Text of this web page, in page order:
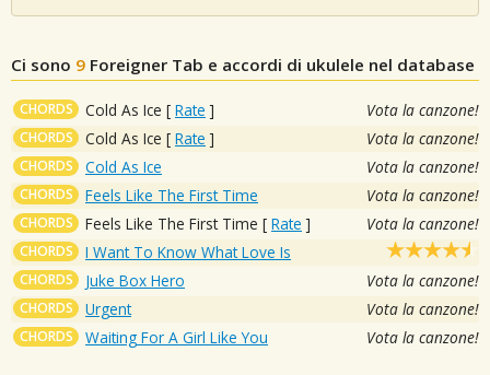
Ci sono 9 Foreigner Tab e accordi di ukulele nel database
CHORDS Cold As Ice [ Rate ] Vota la canzone!
CHORDS Cold As Ice [ Rate ] Vota la canzone!
CHORDS Cold As Ice Vota la canzone!
CHORDS Feels Like The First Time Vota la canzone!
CHORDS Feels Like The First Time [ Rate ] Vota la canzone!
CHORDS I Want To Know What Love Is
CHORDS Juke Box Hero Vota la canzone!
CHORDS Urgent Vota la canzone!
CHORDS Waiting For A Girl Like You Vota la canzone!